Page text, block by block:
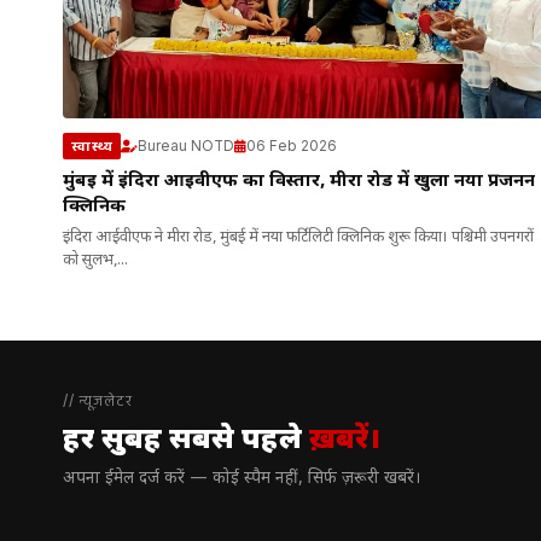
स्वास्थ्य Bureau NOTD 06 Feb 2026
मुंबई में इंदिरा आईवीएफ का विस्तार, मीरा रोड में खुला नया प्रजनन
क्लिनिक
इंदिरा आईवीएफ ने मीरा रोड, मुंबई में नया फर्टिलिटी क्लिनिक शुरू किया। पश्चिमी उपनगरों
को सुलभ,...
// न्यूज़लेटर
हर सुबह सबसे पहलेख़बरें।
अपना ईमेल दर्ज करें — कोई स्पैम नहीं, सिर्फ ज़रूरी खबरें।